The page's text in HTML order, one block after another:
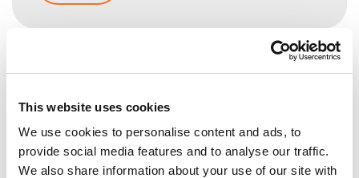
This website uses cookies
We use cookies to personalise content and ads, to
provide social media features and to analyse our traffic.
We also share information about your use of our site with
0413-870 000
info@hobij.nl